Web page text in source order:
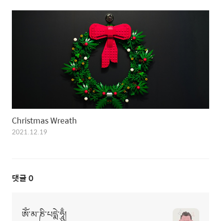
Christmas Wreath
2021.12.19
댓글 0
ཨོཾ་མ་ཎི་པདྨེ་ཧཱུྃ།